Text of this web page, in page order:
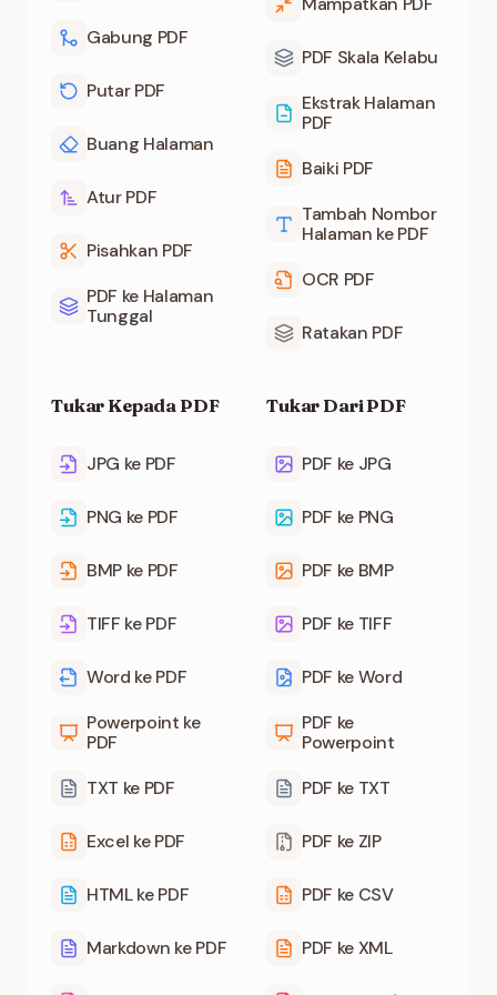
Gabung PDF
Putar PDF
Buang Halaman
Atur PDF
Pisahkan PDF
PDF ke Halaman
Tunggal
PDF Skala Kelabu
Ekstrak Halaman
PDF
Baiki PDF
Tambah Nombor
Halaman ke PDF
OCR PDF
Ratakan PDF
Tukar Kepada PDF
JPG ke PDF
PNG ke PDF
BMP ke PDF
TIFF ke PDF
Word ke PDF
Powerpoint ke
PDF
TXT ke PDF
Excel ke PDF
HTML ke PDF
Markdown ke PDF
Tukar Dari PDF
PDF ke JPG
PDF ke PNG
PDF ke BMP
PDF ke TIFF
PDF ke Word
PDF ke
Powerpoint
PDF ke TXT
PDF ke ZIP
PDF ke CSV
PDF ke XML